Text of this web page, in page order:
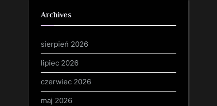
Archives
sierpień 2026
lipiec 2026
czerwiec 2026
maj 2026